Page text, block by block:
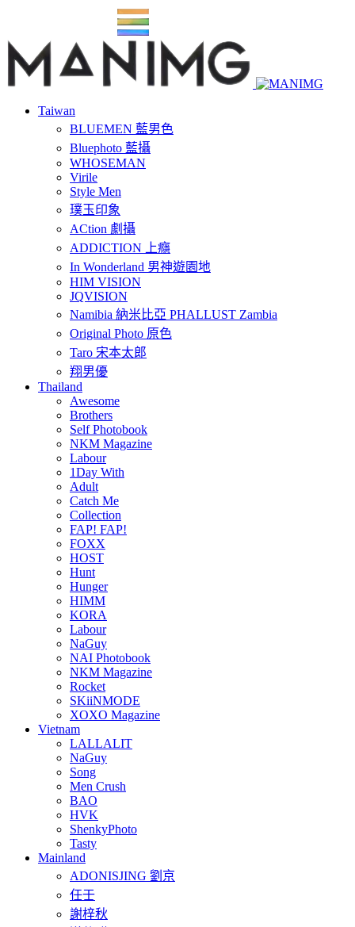
Taiwan
BLUEMEN 藍男色
Bluephoto 藍攝
WHOSEMAN
Virile
Style Men
璞玉印象
ACtion 劇攝
ADDICTION 上癮
In Wonderland 男神遊園地
HIM VISION
JQVISION
Namibia 納米比亞 PHALLUST Zambia
Original Photo 原色
Taro 宋本太郎
翔男優
Thailand
Awesome
Brothers
Self Photobook
NKM Magazine
Labour
1Day With
Adult
Catch Me
Collection
FAP! FAP!
FOXX
HOST
Hunt
Hunger
HIMM
KORA
Labour
NaGuy
NAI Photobook
NKM Magazine
Rocket
SKiiNMODE
XOXO Magazine
Vietnam
LALLALIT
NaGuy
Song
Men Crush
BAO
HVK
ShenkyPhoto
Tasty
Mainland
ADONISJING 劉京
任壬
謝梓秋